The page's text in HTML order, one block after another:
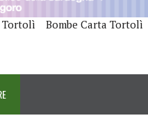
Tortolì Bombe Carta Tortolì